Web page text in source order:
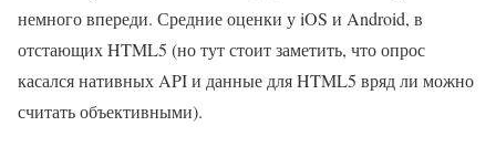
немного впереди. Средние оценки у iOS и Android, в
отстающих HTML5 (но тут стоит заметить, что опрос
касался нативных API и данные для HTML5 вряд ли можно
считать объективными).